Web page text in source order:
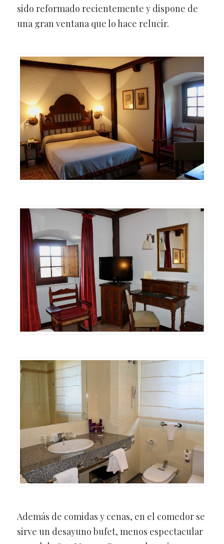
sido reformado recientemente y dispone de
una gran ventana que lo hace relucir.
Además de comidas y cenas, en el comedor se
sirve un desayuno bufet, menos espectacular